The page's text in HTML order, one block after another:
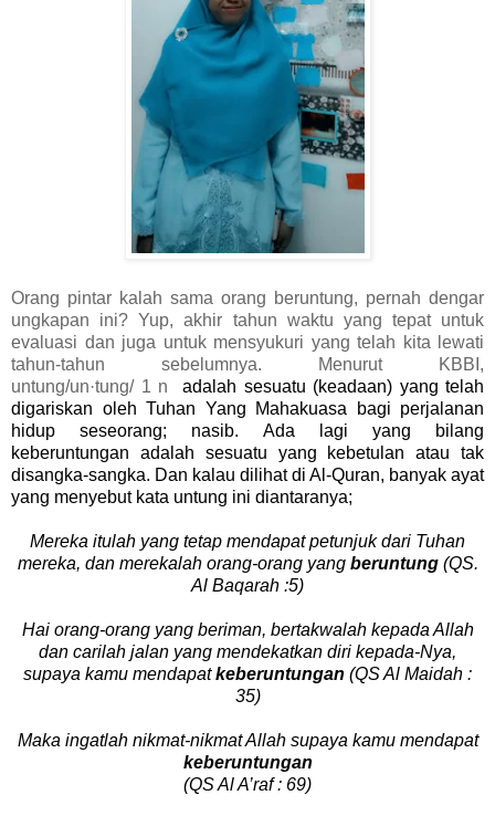
Orang pintar kalah sama orang beruntung, pernah dengar
ungkapan ini? Yup, akhir tahun waktu yang tepat untuk
evaluasi dan juga untuk mensyukuri yang telah kita lewati
tahun-tahun sebelumnya. Menurut KBBI,
untung/un·tung/ 1 n
adalah sesuatu (keadaan) yang telah
digariskan oleh Tuhan Yang Mahakuasa bagi perjalanan
hidup seseorang; nasib. Ada lagi yang bilang
keberuntungan adalah sesuatu yang kebetulan atau tak
disangka-sangka. Dan kalau dilihat di Al-Quran, banyak ayat
yang menyebut kata untung ini diantaranya;
Mereka itulah yang tetap mendapat petunjuk dari Tuhan
mereka, dan merekalah orang-orang yang beruntung(QS.
Al Baqarah :5)
Hai orang-orang yang beriman, bertakwalah kepada Allah
dan carilah jalan yang mendekatkan diri kepada-Nya,
supaya kamu mendapatkeberuntungan (QS Al Maidah :
35)
Maka ingatlah nikmat-nikmat Allah supaya kamu mendapat
keberuntungan
(QS Al A’raf : 69)